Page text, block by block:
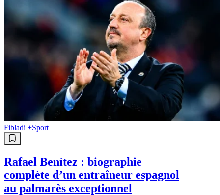
Fibladi +Sport
Rafael Benítez : biographie
complète d’un entraîneur espagnol
au palmarès exceptionnel